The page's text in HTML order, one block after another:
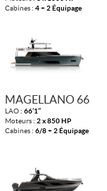
Cabines : 4 + 2 Équipage
MAGELLANO 66
LAO : 66’1’’
Moteurs : 2 x 850 HP
Cabines : 6/8 + 2 Équipage